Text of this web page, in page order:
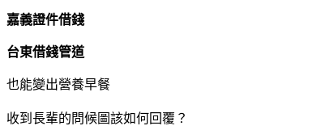
嘉義證件借錢
台東借錢管道
也能變出營養早餐
收到長輩的問候圖該如何回覆？